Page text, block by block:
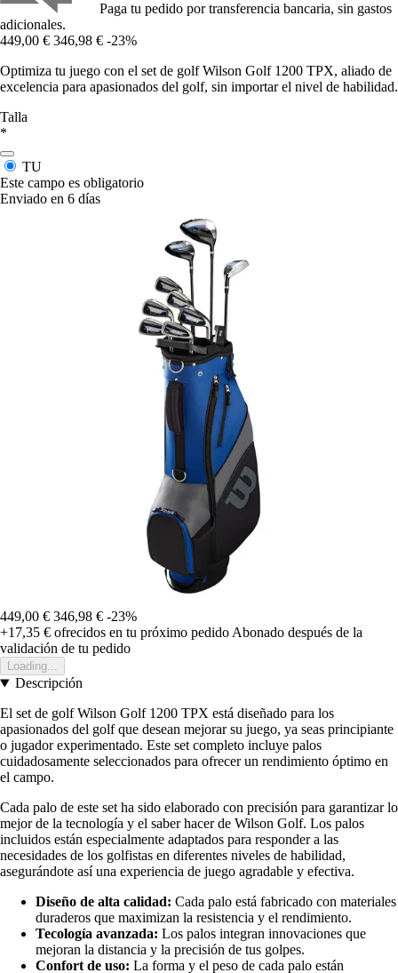
Paga tu pedido por transferencia bancaria, sin gastos
adicionales.
449,00 € 346,98 € -23%
Optimiza tu juego con el set de golf Wilson Golf 1200 TPX, aliado de
excelencia para apasionados del golf, sin importar el nivel de habilidad.
Talla
*
TU
Este campo es obligatorio
Enviado en 6 días
449,00 € 346,98 € -23%
+17,35 € ofrecidos en tu próximo pedido Abonado después de la
validación de tu pedido
Loading...
Descripción
El set de golf Wilson Golf 1200 TPX está diseñado para los
apasionados del golf que desean mejorar su juego, ya seas principiante
o jugador experimentado. Este set completo incluye palos
cuidadosamente seleccionados para ofrecer un rendimiento óptimo en
el campo.
Cada palo de este set ha sido elaborado con precisión para garantizar lo
mejor de la tecnología y el saber hacer de Wilson Golf. Los palos
incluidos están especialmente adaptados para responder a las
necesidades de los golfistas en diferentes niveles de habilidad,
asegurándote así una experiencia de juego agradable y efectiva.
Diseño de alta calidad: Cada palo está fabricado con materiales
duraderos que maximizan la resistencia y el rendimiento.
Tecología avanzada: Los palos integran innovaciones que
mejoran la distancia y la precisión de tus golpes.
Confort de uso: La forma y el peso de cada palo están